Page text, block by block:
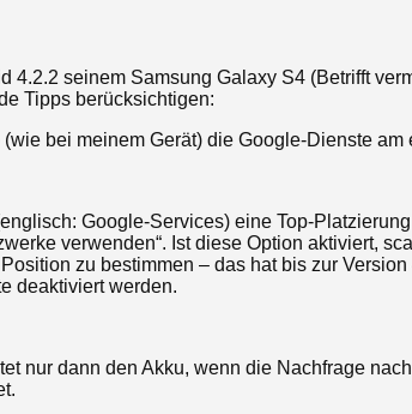
4.2.2 seinem Samsung Galaxy S4 (Betrifft
Tipps berücksichtigen:
bei meinem Gerät) die Google-Dienste
Google-Services) eine Top-
verwenden“. Ist diese Option aktiviert,
zu bestimmen – das hat bis zur
deaktiviert werden.
nur dann den Akku, wenn die Nachfrage